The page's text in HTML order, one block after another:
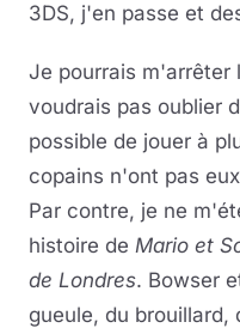
3DS, j'en passe et
Je pourrais m'arrêter
voudrais pas oublier
possible de jouer à
copains n'ont pas
Par contre, je ne
histoire de Mario et
de Londres. Bowser
gueule, du brouillard,